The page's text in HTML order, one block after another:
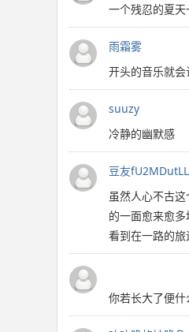
一个残忍的夏
雨霜雾
开头的音乐就
suuzy
冷静的幽默感
豆友
虽然人心不古
的一面愈来愈
看到在一路的
你若长大了便